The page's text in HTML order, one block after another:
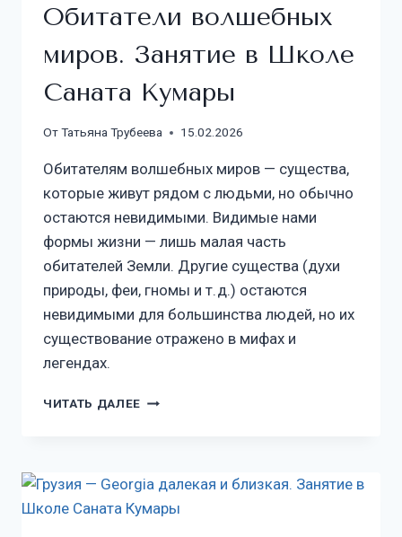
Обитатели волшебных
миров. Занятие в Школе
Саната Кумары
ОтТатьяна Трубеева 15.02.2026
Обитателям волшебных миров — существа,
которые живут рядом с людьми, но обычно
остаются невидимыми. Видимые нами
формы жизни — лишь малая часть
обитателей Земли. Другие существа (духи
природы, феи, гномы и т. д.) остаются
невидимыми для большинства людей, но их
существование отражено в мифах и
легендах.
ЧИТАТЬ ДАЛЕЕ